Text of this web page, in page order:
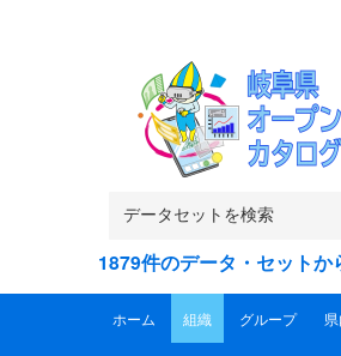
1879件のデータ・セットか
ホーム 組織 グループ